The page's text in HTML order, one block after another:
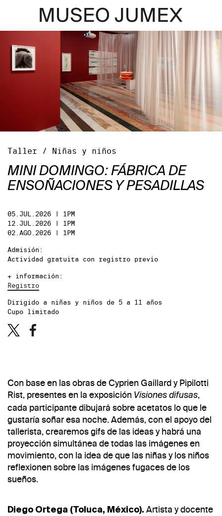
Taller / Niñas y niños
MINI DOMINGO: FÁBRICA DE
ENSOÑACIONES Y PESADILLAS
05.JUL.2026 | 1PM
12.JUL.2026 | 1PM
02.AGO.2026 | 1PM
Admisión:
Actividad gratuita con registro previo
+ información:
Registro
Dirigido a niñas y niños de 5 a 11 años
Cupo limitado
Con base en las obras de Cyprien Gaillard y Pipilotti
Rist, presentes en la exposición Visiones difusas,
cada participante dibujará sobre acetatos lo que le
gustaría soñar esa noche. Además, con el apoyo del
tallerista, crearemos gifs de las ideas y habrá una
proyección simultánea de todas las imágenes en
movimiento, con la idea de que las niñas y los niños
reflexionen sobre las imágenes fugaces de los
sueños.
Diego Ortega (Toluca, México). Artista y docente